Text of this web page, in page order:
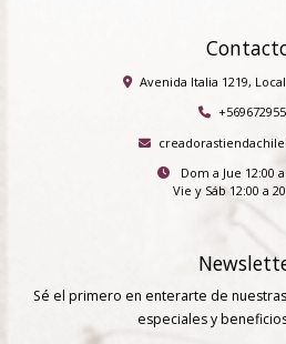
Avenida Italia 1219,
Dom a Jue 12:00
Vie y Sáb 12:00 a
Sé el primero en enterarte de
especiales y